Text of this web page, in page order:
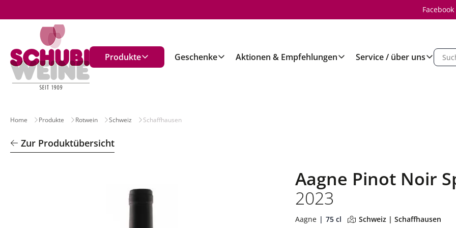
Facebook
Produkte Geschenke Aktionen & Empfehlungen Service / über uns
Home Produkte Rotwein Schweiz Schaffhausen
Zur Produktübersicht
Aagne Pinot Noir
2023
Aagne 75 cl Schweiz | Schaffhausen